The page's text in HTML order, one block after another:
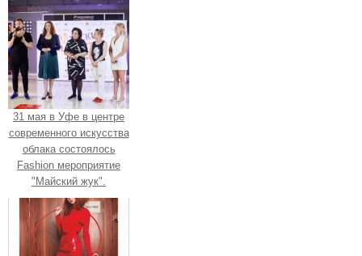
31 мая в Уфе в центре
современного искусства
облака состоялось
Fashion мероприятие
"Майский жук".